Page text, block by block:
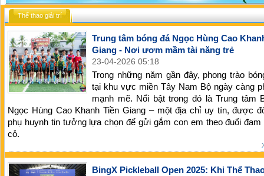
Thể thao giải trí
Trung tâm bóng đá Ngọc Hùng Cao
Giang - Nơi ươm mầm tài năng trẻ
23-04-2026 05:18
Trong những năm gần đây, phong trào
tại khu vực miền Tây Nam Bộ ngày càng
mạnh mẽ. Nổi bật trong đó là Trung tâm
Ngọc Hùng Cao Khanh Tiền Giang – một địa chỉ uy tín, được
phụ huynh tin tưởng lựa chọn để gửi gắm con em theo đuổi đam
cỏ.
BingX Pickleball Open 2025: Khi Thể